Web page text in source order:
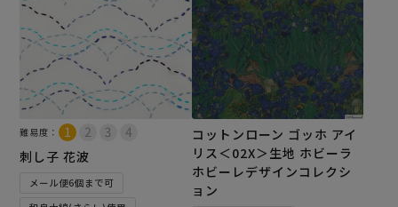
難易度：
刺し子 花波
メール便6個まで可
コットンローン ゴッホ アイ
リス＜02X＞生地 ホビーラ
ホビーレデザインコレクシ
ョン